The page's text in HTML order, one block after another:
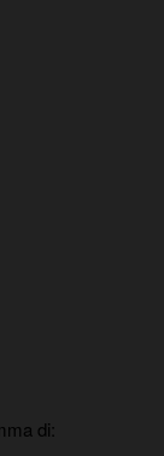
di: